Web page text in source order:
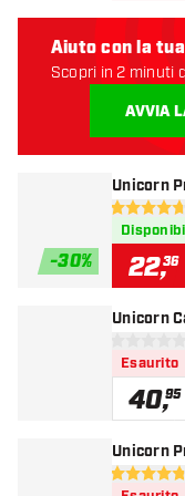
-30%
Unicorn
4.7 stelle di
22,36
Unicorn
0 stelle di
Esaurito
40,95
Unicorn
4.8 stelle di
Aiuto con la
Scopri in 2 minuti
AVVIA